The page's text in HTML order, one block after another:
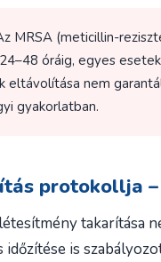
MRSA (meticillin-
óráig, egyes
eltávolítása nem
gyakorlatban.
protokollja
takarítása
is